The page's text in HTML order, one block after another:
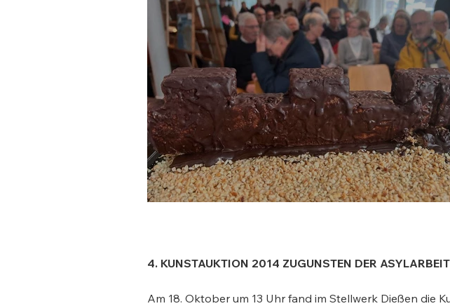
4. KUNSTAUKTION 2014 ZUGUNSTEN DER
Am 18. Oktober um 13 Uhr fand im Stellwerk Dießen die